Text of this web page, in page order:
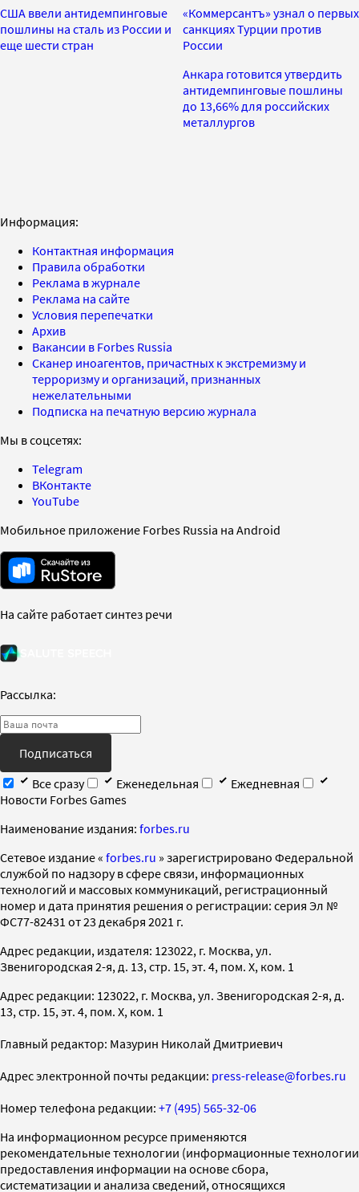
США ввели антидемпинговые
пошлины на сталь из России и
еще шести стран
«Коммерсантъ» узнал о первых
санкциях Турции против
России
Анкара готовится утвердить
антидемпинговые пошлины
до 13,66% для российских
металлургов
Информация:
Контактная информация
Правила обработки
Реклама в журнале
Реклама на сайте
Условия перепечатки
Архив
Вакансии в Forbes Russia
Сканер иноагентов, причастных к экстремизму и
терроризму и организаций, признанных
нежелательными
Подписка на печатную версию журнала
Мы в соцсетях:
Telegram
ВКонтакте
YouTube
Мобильное приложение Forbes Russia на Android
На сайте работает синтез речи
Рассылка:
Подписаться
Все сразу
Еженедельная
Ежедневная
Новости Forbes Games
Наименование издания: forbes.ru
Cетевое издание « forbes.ru » зарегистрировано Федеральной
службой по надзору в сфере связи, информационных
технологий и массовых коммуникаций, регистрационный
номер и дата принятия решения о регистрации: серия Эл №
ФС77-82431 от 23 декабря 2021 г.
Адрес редакции, издателя: 123022, г. Москва, ул.
Звенигородская 2-я, д. 13, стр. 15, эт. 4, пом. X, ком. 1
Адрес редакции: 123022, г. Москва, ул. Звенигородская 2-я, д.
13, стр. 15, эт. 4, пом. X, ком. 1
Главный редактор: Мазурин Николай Дмитриевич
Адрес электронной почты редакции: press-release@forbes.ru
Номер телефона редакции: +7 (495) 565-32-06
На информационном ресурсе применяются
рекомендательные технологии (информационные технологии
предоставления информации на основе сбора,
систематизации и анализа сведений, относящихся